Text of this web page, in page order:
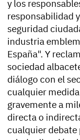
y los
responsabilidad
seguridad
industria
España". Y
sociedad
diálogo con el
cualquier
gravemente a
directa o
cualquier debate